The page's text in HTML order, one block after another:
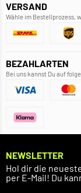
VERSAND
Wähle im Bestellprozess,
BEZAHLARTEN
Bei uns kannst Du auf
NEWSLETTER
Hol dir die
per E-Mail! Du